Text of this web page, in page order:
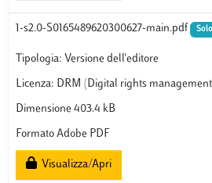
1-s2.0-S0165489620300627-main.pdf
Tipologia: Versione dell'editore
Licenza: DRM (Digital rights
Dimensione 403.4 kB
Formato Adobe PDF
Visualizza/Apri